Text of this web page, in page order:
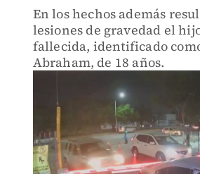
En los hechos además
lesiones de gravedad el
fallecida, identificado
Abraham, de 18 años.